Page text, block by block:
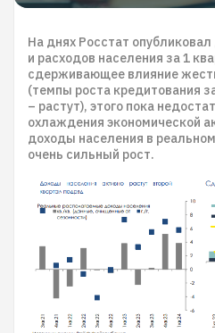
На днях Росстат
и расходов населения за 1
сдерживающее влияние
(темпы роста кредитования
– растут), этого пока
охлаждения экономической
доходы населения в
очень сильный рост.